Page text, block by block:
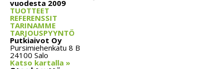
vuodesta 2009
TUOTTEET
REFERENSSIT
TARINAMME
TARJOUSPYYNTÖ
Putkiaivot Oy
Pursimiehenkatu 8 B
24100 Salo
Katso kartalla »